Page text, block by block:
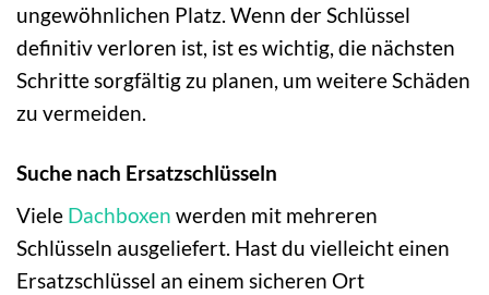
ungewöhnlichen Platz. Wenn der Schlüssel
definitiv verloren ist, ist es wichtig, die nächsten
Schritte sorgfältig zu planen, um weitere Schäden
zu vermeiden.
Suche nach Ersatzschlüsseln
Viele Dachboxen werden mit mehreren
Schlüsseln ausgeliefert. Hast du vielleicht einen
Ersatzschlüssel an einem sicheren Ort